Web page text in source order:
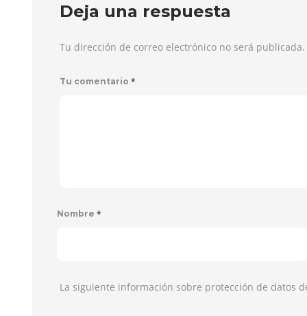
Deja una respuesta
Tu dirección de correo electrónico no será
Tu comentario *
Nombre *
La siguiente información sobre protección de datos